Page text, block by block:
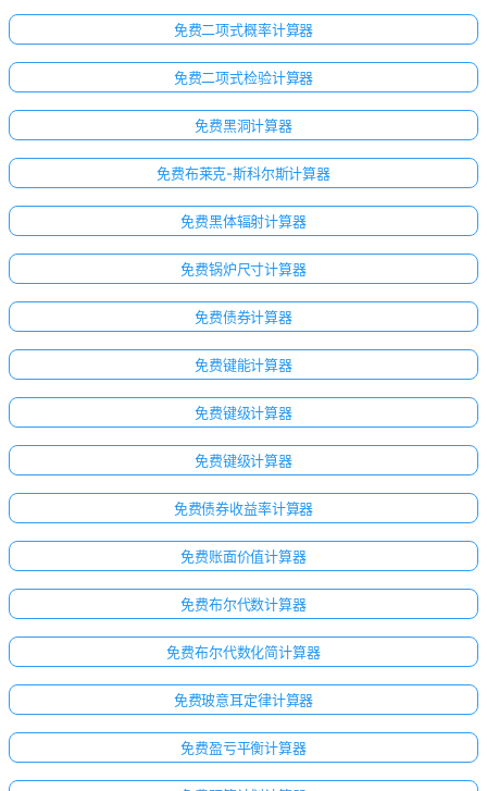
暂
免费二项式概率计算器
免费二项式检验计算器
免费黑洞计算器
免费布莱克-斯科尔斯计算器
免费黑体辐射计算器
免费锅炉尺寸计算器
免费债券计算器
免费键能计算器
免费键级计算器
免费键级计算器
免费债券收益率计算器
免费账面价值计算器
免费布尔代数计算器
免费布尔代数化简计算器
免费玻意耳定律计算器
免费盈亏平衡计算器